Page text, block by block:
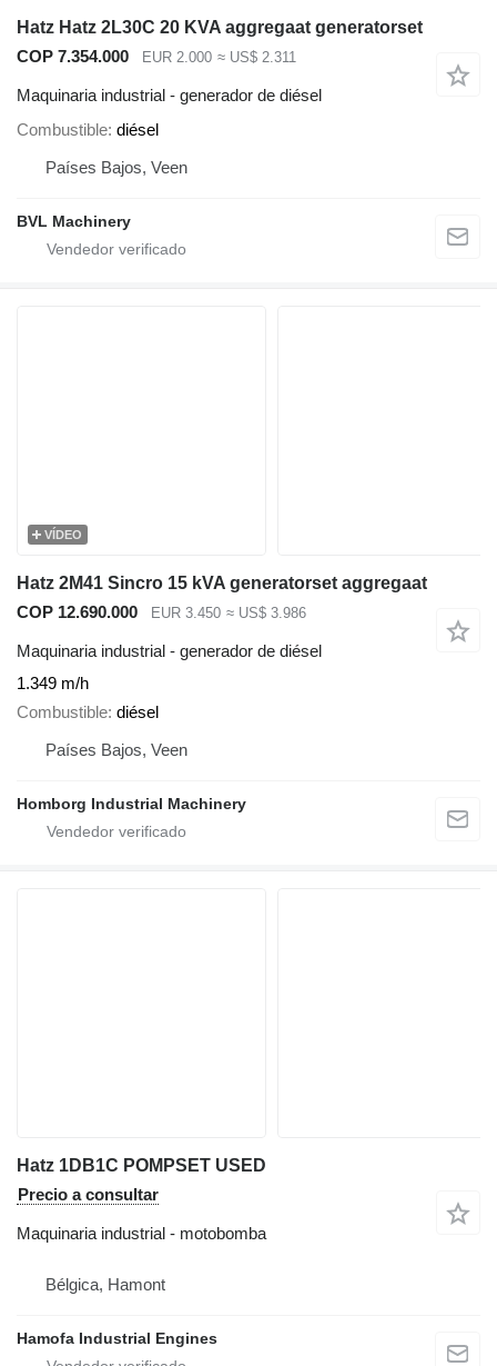
Hatz Hatz 2L30C 20 KVA aggregaat generatorset
COP 7.354.000
EUR 2.000 ≈ US$ 2.311
Maquinaria industrial - generador de diésel
Combustible diésel
Países Bajos, Veen
BVL Machinery
VÍDEO
Hatz 2M41 Sincro 15 kVA generatorset aggregaat
COP 12.690.000
EUR 3.450 ≈ US$ 3.986
Maquinaria industrial - generador de diésel
1.349 m/h
Combustible diésel
Países Bajos, Veen
Homborg Industrial Machinery
Hatz 1DB1C POMPSET USED
Precio a consultar
Maquinaria industrial - motobomba
Bélgica, Hamont
Hamofa Industrial Engines